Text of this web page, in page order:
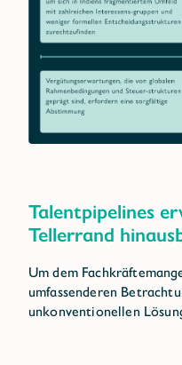
Talentpipelines
Tellerrand
Um dem
umfassenderen
unkonventionellen